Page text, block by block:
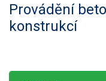
Provádění
konstrukcí